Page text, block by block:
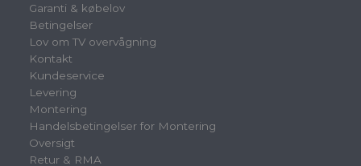
Garanti & købelov
Betingelser
Lov om TV overvågning
Kontakt
Kundeservice
Levering
Montering
Handelsbetingelser for Montering
Oversigt
Retur & RMA